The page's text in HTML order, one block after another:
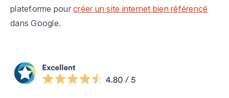
plateforme pour créer un site internet bien référencé
dans Google.